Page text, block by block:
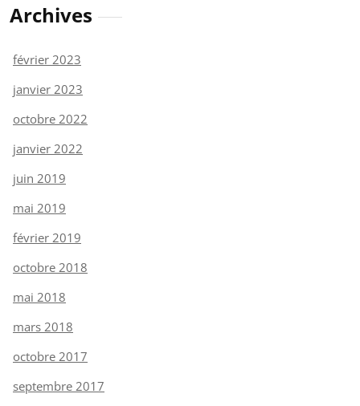
Archives
février 2023
janvier 2023
octobre 2022
janvier 2022
juin 2019
mai 2019
février 2019
octobre 2018
mai 2018
mars 2018
octobre 2017
septembre 2017